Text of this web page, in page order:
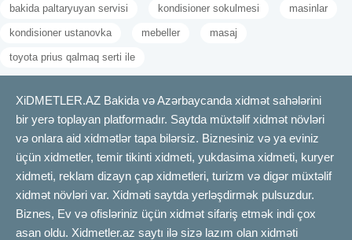
bakida paltaryuyan servisi kondisioner sokulmesi masinlar
kondisioner ustanovka mebeller masaj
toyota prius qalmaq serti ile
XiDMETLER.AZ Bakida və Azərbaycanda xidmət sahələrini
bir yerə toplayan platformadır. Saytda müxtəlif xidmət növləri
və onlara aid xidmətlər tapa bilərsiz. Biznesiniz və ya eviniz
üçün xidmetler, temir tikinti xidmeti, yukdasima xidmeti, kuryer
xidmeti, reklam dizayn çap xidmetleri, turizm və digər müxtəlif
xidmət növləri var. Xidməti saytda yerləşdirmək pulsuzdur.
Biznes, Ev və ofisləriniz üçün xidmət sifariş etmək indi çox
asan oldu. Xidmetler.az saytı ilə sizə lazım olan xidməti